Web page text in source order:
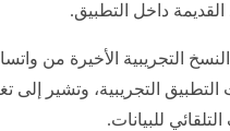
القديمة داخل التطبيق.
التجريبية، وتشير
للبيانات.